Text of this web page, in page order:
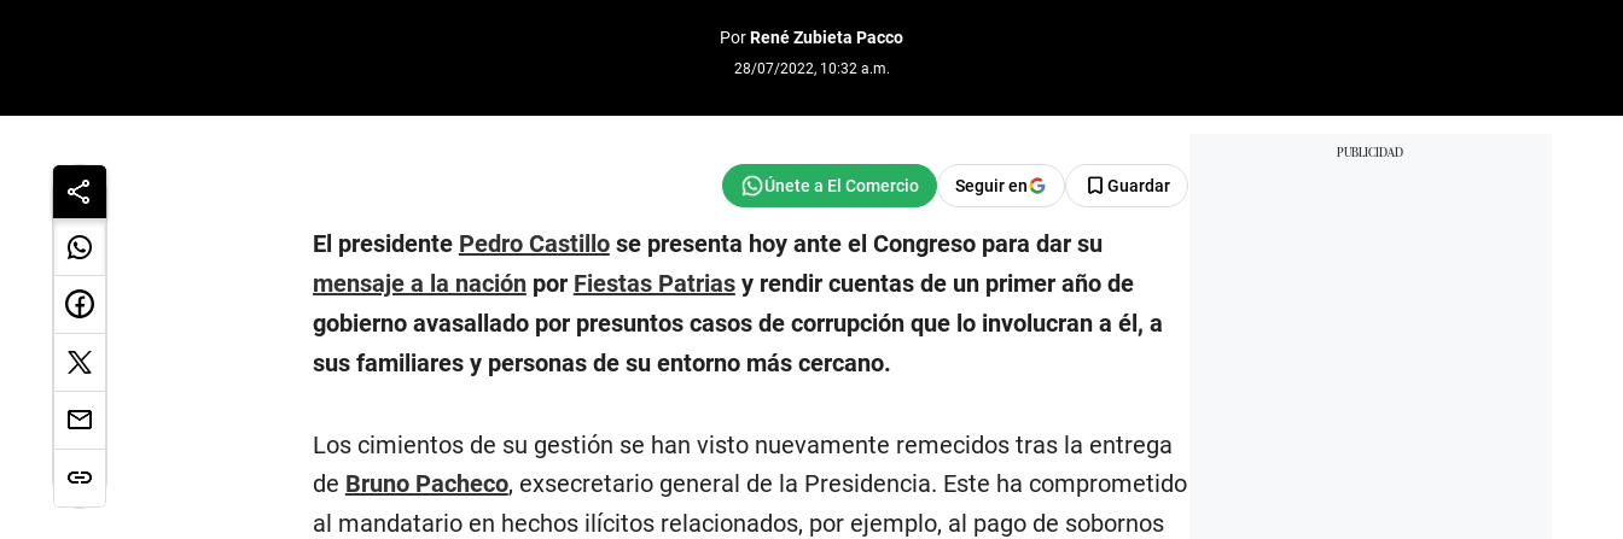
PorRené Zubieta Pacco
28/07/2022, 10:32 a.m.
Seguir en Guardar
El presidente Pedro Castillose presenta hoy ante el Congreso para dar su
mensaje a la naciónpor Fiestas Patriasy rendir cuentas de un primer año de
gobierno avasallado por presuntos casos de corrupción que lo involucran a él, a
sus familiares y personas de su entorno más cercano.
Los cimientos de su gestión se han visto nuevamente remecidos tras la entrega
de Bruno Pacheco, exsecretario general de la Presidencia. Este ha comprometido
al mandatario en hechos ilícitos relacionados, por ejemplo, al pago de sobornos